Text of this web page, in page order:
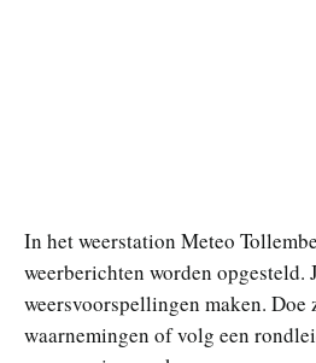
In het weerstation Meteo
weerberichten worden opgesteld.
weersvoorspellingen maken.
waarnemingen of volg een